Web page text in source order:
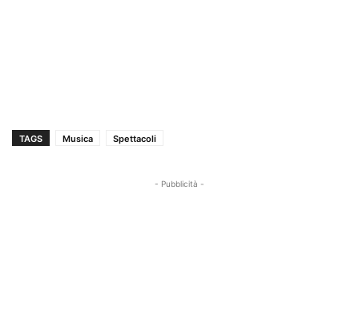
TAGS Musica Spettacoli
- Pubblicità -